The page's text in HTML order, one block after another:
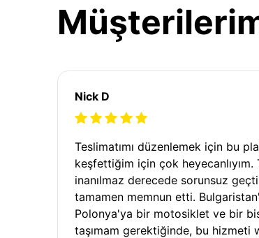
Nick D
Teslimatımı düzenlemek için bu
keşfettiğim için çok heyecanlıyım.
inanılmaz derecede sorunsuz
tamamen memnun etti.
Polonya'ya bir motosiklet ve bir
taşımam gerektiğinde, bu hizmeti